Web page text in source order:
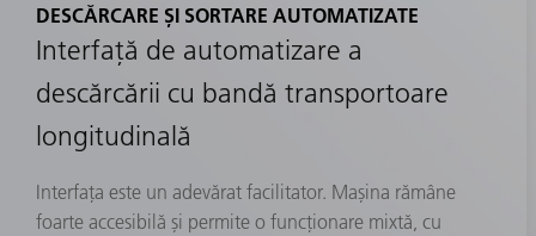
DESCĂRCARE ȘI SORTARE AUTOMATIZATE
Interfață de automatizare a
descărcării cu bandă transportoare
longitudinală
Interfața este un adevărat facilitator. Mașina rămâne
foarte accesibilă și permite o funcționare mixtă, cu